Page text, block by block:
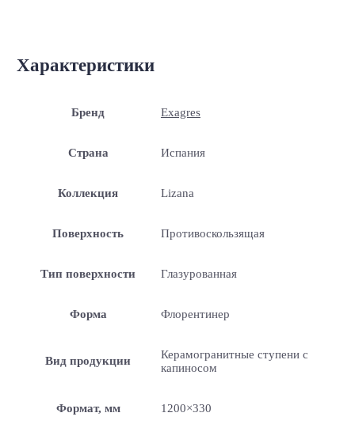
Характеристики
Бренд Exagres
Страна Испания
Коллекция Lizana
Поверхность Противоскользящая
Тип поверхности Глазурованная
Форма Флорентинер
Вид продукции
Керамогранитные ступени с
капиносом
Формат, мм 1200×330